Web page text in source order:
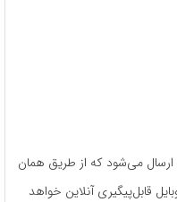
می‌شود که از طریق همان
قابل‌پیگیری آنلاین خواهد